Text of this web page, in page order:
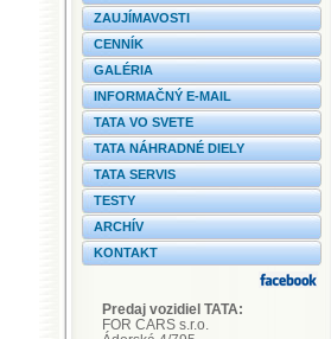
ZAUJÍMAVOSTI
CENNÍK
GALÉRIA
INFORMAČNÝ E-MAIL
TATA VO SVETE
TATA NÁHRADNÉ DIELY
TATA SERVIS
TESTY
ARCHÍV
KONTAKT
Predaj vozidiel TATA:
FOR CARS s.r.o.